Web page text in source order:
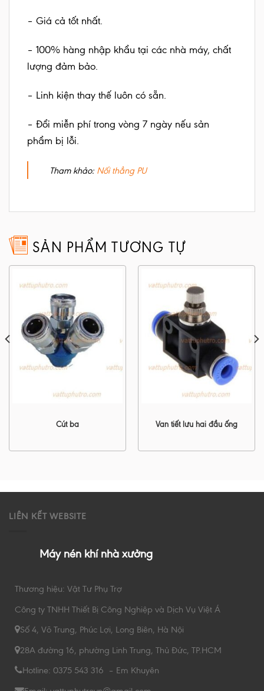
– Giá cả tốt nhất.
– 100% hàng nhập khẩu tại các nhà máy, chất
lượng đảm bảo.
– Linh kiện thay thế luôn có sẵn.
– Đổi miễn phí trong vòng 7 ngày nếu sản
phẩm bị lỗi.
Tham khảo: Nối thẳng PU
SẢN PHẨM TƯƠNG TỰ
Cút ba Van tiết lưu hai đầu ống
LIÊN KẾT WEBSITE
Máy nén khí nhà xưởng
Thương hiệu: Vật Tư Phụ Trợ
Công ty TNHH Thiết Bị Công Nghiệp và Dịch Vụ Việt Á
Số 4, Võ Trung, Phúc Lợi, Long Biên, Hà Nội
28A đường 16, phường Linh Trung, Thủ Đức, TP.HCM
Hotline: 0375 543 316 – Em Khuyên